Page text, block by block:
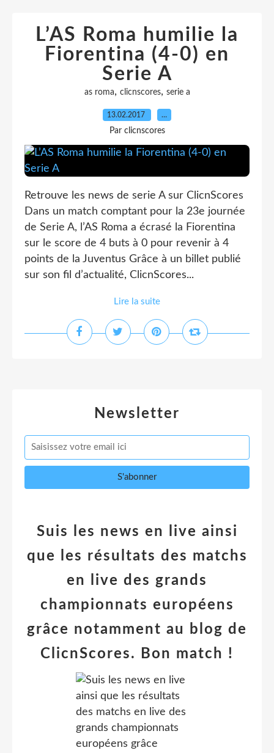
L’AS Roma humilie la
Fiorentina (4-0) en
Serie A
as roma, clicnscores, serie a
13.02.2017 …
Par clicnscores
Retrouve les news de serie A sur ClicnScores
Dans un match comptant pour la 23e journée
de Serie A, l’AS Roma a écrasé la Fiorentina
sur le score de 4 buts à 0 pour revenir à 4
points de la Juventus Grâce à un billet publié
sur son fil d’actualité, ClicnScores...
Lire la suite
Newsletter
Suis les news en live ainsi
que les résultats des matchs
en live des grands
championnats européens
grâce notamment au blog de
ClicnScores. Bon match !